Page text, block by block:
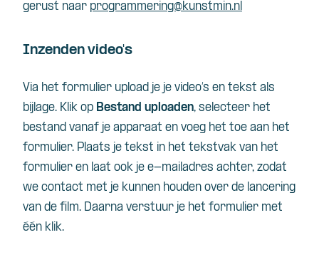
gerust naar programmering@kunstmin.nl
Inzenden video's
Via het formulier upload je je video’s en tekst als
bijlage. Klik op Bestand uploaden, selecteer het
bestand vanaf je apparaat en voeg het toe aan het
formulier. Plaats je tekst in het tekstvak van het
formulier en laat ook je e-mailadres achter, zodat
we contact met je kunnen houden over de lancering
van de film. Daarna verstuur je het formulier met
één klik.